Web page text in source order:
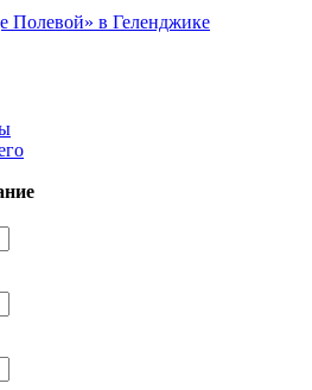
Полевой» в Геленджике